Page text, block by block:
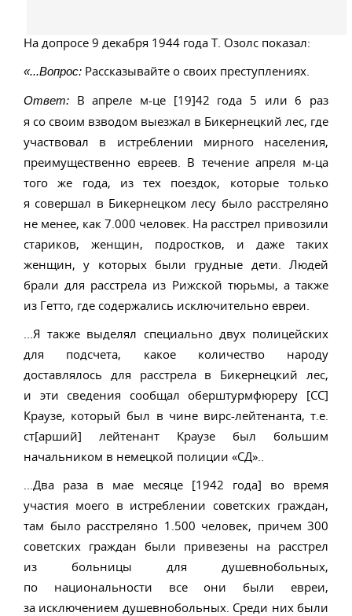
На допросе 9 декабря 1944 года Т. Озолс показал:
«...Вопрос: Рассказывайте о своих преступлениях.
Ответ: В апреле м-це [19]42 года 5 или 6 раз
я со своим взводом выезжал в Бикернецкий лес, где
участвовал в истреблении мирного населения,
преимущественно евреев. В течение апреля м-ца
того же года, из тех поездок, которые только
я совершал в Бикернецком лесу было расстреляно
не менее, как 7.000 человек. На расстрел привозили
стариков, женщин, подростков, и даже таких
женщин, у которых были грудные дети. Людей
брали для расстрела из Рижской тюрьмы, а также
из Гетто, где содержались исключительно евреи.
...Я также выделял специально двух полицейских
для подсчета, какое количество народу
доставлялось для расстрела в Бикернецкий лес,
и эти сведения сообщал оберштурмфюреру [СС]
Краузе, который был в чине вирс-лейтенанта, т.е.
ст[арший] лейтенант Краузе был большим
начальником в немецкой полиции «СД»..
...Два раза в мае месяце [1942 года] во время
участия моего в истреблении советских граждан,
там было расстреляно 1.500 человек, причем 300
советских граждан были привезены на расстрел
из больницы для душевнобольных,
по национальности все они были евреи,
за исключением душевнобольных. Среди них были